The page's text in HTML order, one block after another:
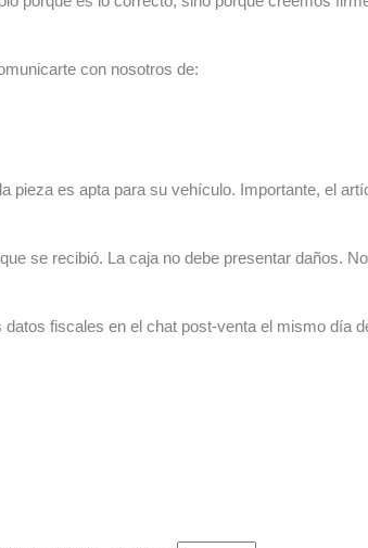
con nosotros de:
pieza es apta para su vehículo. Importante, el
se recibió. La caja no debe presentar daños.
fiscales en el chat post-venta el mismo día